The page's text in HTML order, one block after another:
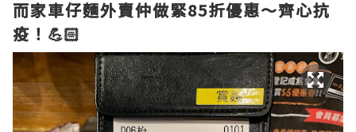
而家車仔麵外賣仲做緊85折優惠～齊心抗
疫！💪🏻